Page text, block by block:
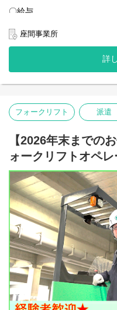
https://www.kantou.co.jp/
相談だけでも全く問題あり
〇特徴その2 社員の働きや
たとえば勤務地。当社には
関係を円滑にするために違
あなたにより合う勤務地をご
安全に配慮していただけな
撤退するといったことも実
目先の利益よりも、まずは
ーーーーーーーーーーーーー
ぜひお気軽にチャレンジし
一緒に働きましょう！！
【快適＆充実の職場環境！】
作業エリアは全館空調完備（
ウォーターサーバー無料利
チリ。
鍵付き個人ロッカー完備で
【雇用形態】
※期間は前後・変更となる
〇アクセス
【千葉県印西市鹿黒南（グ
ト 内）
【通勤手段】
マイカー（自動車）通勤OK
無料送迎バス運行あり！
「船橋駅」 〜 「千葉ニュー
迎バスが利用可能！
電車通勤の方もストレスな
社会保険完備（規定を満た
交通費支給（規定内）
〇給与
給与例：￥1,300×7.75ｈ＝
￥211,575/月＋各種手当
〇業務内容
物流倉庫にて事務のオシゴ
PCへの入力業務となり決し
20代～50代の女性スタッフ
〇アクセス
南林間駅：徒歩20分
南林間駅：バス10分
※車・バイク通勤(応相談)
〇お仕事環境
幅広い年代の方が活躍中で
皆様メリハリと思いやりを
いことも聞きやすい環境です
社員登用実績も多数あり、
す！
安定して働きながら、経験
しています！
是非お気軽にご応募ください
座間事業所
詳
フォークリフト 派遣
【2026年末までの
ォークリフトオペレ